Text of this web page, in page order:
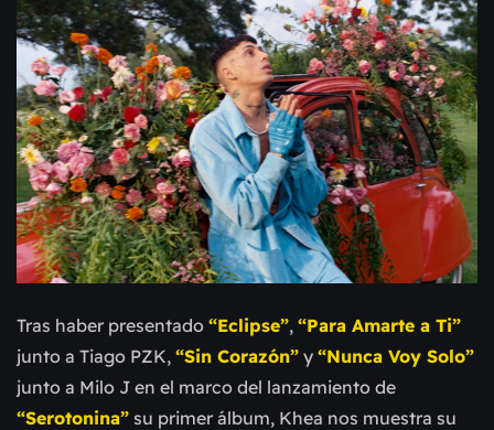
Tras haber presentado “Eclipse”, “Para Amarte a Ti”
junto a Tiago PZK, “Sin Corazón” y “Nunca Voy Solo”
junto a Milo J en el marco del lanzamiento de
“Serotonina” su primer álbum, Khea nos muestra su